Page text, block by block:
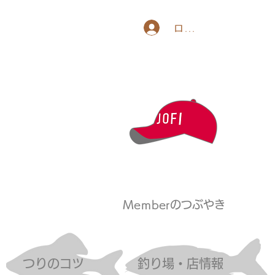
ログイン
Meｍberのつぶやき
つりのコツ 釣り場・店情報